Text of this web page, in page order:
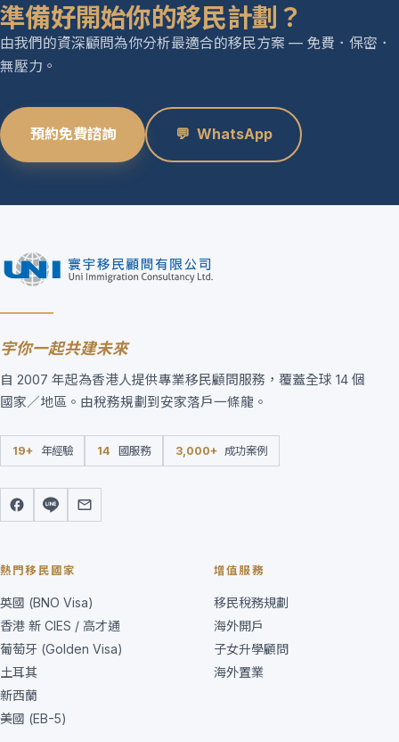
準備好開始你的移民計劃？
由我們的資深顧問為你分析最適合的移民方案 — 免費．保密．
無壓力。
預約免費諮詢 💬 WhatsApp
宇你一起共建未來
自 2007 年起為香港人提供專業移民顧問服務，覆蓋全球 14 個
國家／地區。由稅務規劃到安家落戶一條龍。
19+ 年經驗 14 國服務 3,000+ 成功案例
熱門移民國家
英國 (BNO Visa)
香港 新 CIES / 高才通
葡萄牙 (Golden Visa)
土耳其
新西蘭
美國 (EB-5)
增值服務
移民稅務規劃
海外開戶
子女升學顧問
海外置業